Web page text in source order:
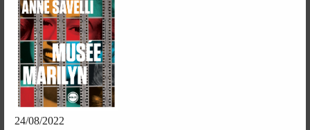
24/08/2022